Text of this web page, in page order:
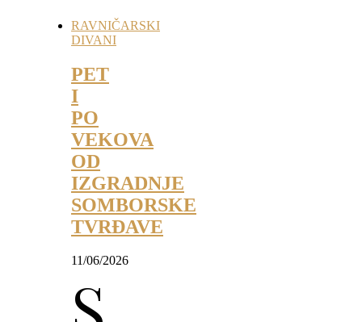
RAVNIČARSKI
DIVANI
PET
I
PO
VEKOVA
OD
IZGRADNJE
SOMBORSKE
TVRĐAVE
11/06/2026